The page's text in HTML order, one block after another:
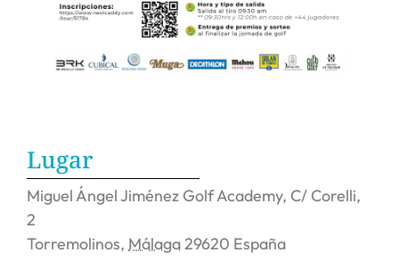
Lugar
Miguel Ángel Jiménez Golf Academy, C/ Corelli,
2
Torremolinos, Málaga29620 España